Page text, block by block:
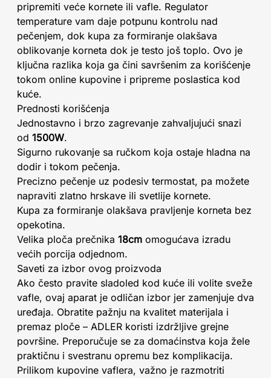
pripremiti veće kornete ili vafle. Regulator
temperature vam daje potpunu kontrolu nad
pečenjem, dok kupa za formiranje olakšava
oblikovanje korneta dok je testo još toplo. Ovo je
ključna razlika koja ga čini savršenim za korišćenje
tokom online kupovine i pripreme poslastica kod
kuće.
Prednosti korišćenja
Jednostavno i brzo zagrevanje zahvaljujući snazi
od 1500W.
Sigurno rukovanje sa ručkom koja ostaje hladna na
dodir i tokom pečenja.
Precizno pečenje uz podesiv termostat, pa možete
napraviti zlatno hrskave ili svetlije kornete.
Kupa za formiranje olakšava pravljenje korneta bez
opekotina.
Velika ploča prečnika 18cm omogućava izradu
većih porcija odjednom.
Saveti za izbor ovog proizvoda
Ako često pravite sladoled kod kuće ili volite sveže
vafle, ovaj aparat je odličan izbor jer zamenjuje dva
uređaja. Obratite pažnju na kvalitet materijala i
premaz ploče – ADLER koristi izdržljive grejne
površine. Preporučuje se za domaćinstva koja žele
praktičnu i svestranu opremu bez komplikacija.
Prilikom kupovine vaflera, važno je razmotriti